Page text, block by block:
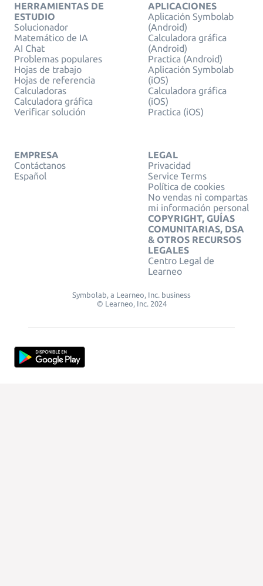
HERRAMIENTAS DE
ESTUDIO
Solucionador
Matemático de IA
AI Chat
Problemas populares
Hojas de trabajo
Hojas de referencia
Calculadoras
Calculadora gráfica
Verificar solución
APLICACIONES
Aplicación Symbolab
(Android)
Calculadora gráfica
(Android)
Practica (Android)
Aplicación Symbolab
(iOS)
Calculadora gráfica
(iOS)
Practica (iOS)
EMPRESA
Contáctanos
Español
LEGAL
Privacidad
Service Terms
Política de cookies
No vendas ni compartas
mi información personal
COPYRIGHT, GUÍAS
COMUNITARIAS, DSA
& OTROS RECURSOS
LEGALES
Centro Legal de
Learneo
Symbolab, a Learneo, Inc. business
© Learneo, Inc. 2024